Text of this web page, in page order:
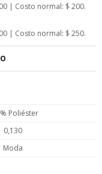
| Costo normal: $ 200.
| Costo normal: $ 250.
Poliéster
0,130
Moda